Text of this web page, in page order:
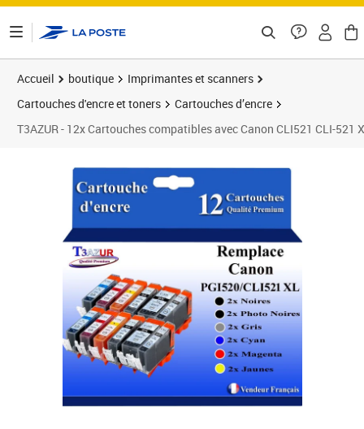
Accueil boutique
Imprimantes et scanners
Cartouches d'encre et toners
Cartouches d’encre
T3AZUR - 12x Cartouches compatibles avec Canon CLI521 CLI-521